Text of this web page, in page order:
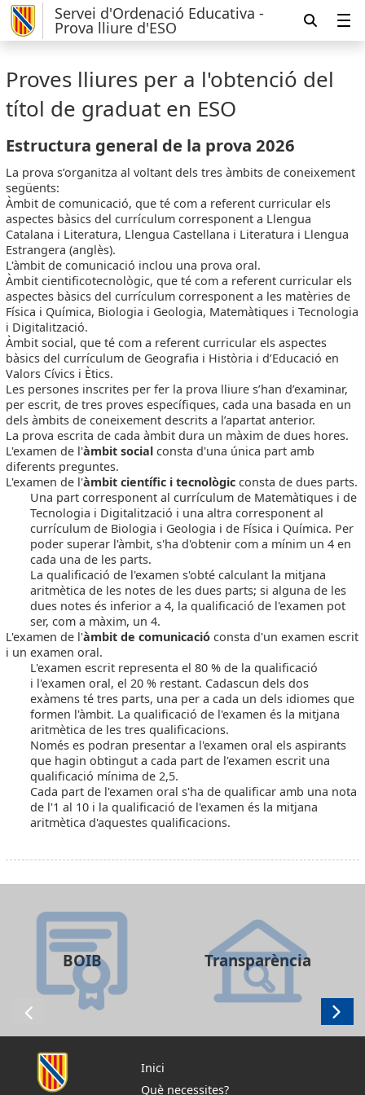
Servei d'Ordenació Educativa -
Prova lliure d'ESO
Proves lliures per a l'obtenció del
títol de graduat en ESO
Estructura general de la prova 2026
La prova s’organitza al voltant dels tres àmbits de coneixement
següents:
Àmbit de comunicació, que té com a referent curricular els
aspectes bàsics del currículum corresponent a Llengua
Catalana i Literatura, Llengua Castellana i Literatura i Llengua
Estrangera (anglès).
L'àmbit de comunicació inclou una prova oral.
Àmbit cientificotecnològic, que té com a referent curricular els
aspectes bàsics del currículum corresponent a les matèries de
Física i Química, Biologia i Geologia, Matemàtiques i Tecnologia
i Digitalització.
Àmbit social, que té com a referent curricular els aspectes
bàsics del currículum de Geografia i Història i d’Educació en
Valors Cívics i Ètics.
Les persones inscrites per fer la prova lliure s’han d’examinar,
per escrit, de tres proves específiques, cada una basada en un
dels àmbits de coneixement descrits a l’apartat anterior.
La prova escrita de cada àmbit dura un màxim de dues hores.
L'examen de l'àmbit social consta d'una única part amb
diferents preguntes.
L'examen de l'àmbit científic i tecnològic consta de dues parts.
Una part corresponent al currículum de Matemàtiques i de
Tecnologia i Digitalització i una altra corresponent al
currículum de Biologia i Geologia i de Física i Química. Per
poder superar l'àmbit, s'ha d'obtenir com a mínim un 4 en
cada una de les parts.
La qualificació de l'examen s'obté calculant la mitjana
aritmètica de les notes de les dues parts; si alguna de les
dues notes és inferior a 4, la qualificació de l'examen pot
ser, com a màxim, un 4.
L'examen de l'àmbit de comunicació consta d'un examen escrit
i un examen oral.
L'examen escrit representa el 80 % de la qualificació
i l'examen oral, el 20 % restant. Cadascun dels dos
exàmens té tres parts, una per a cada un dels idiomes que
formen l'àmbit. La qualificació de l'examen és la mitjana
aritmètica de les tres qualificacions.
Només es podran presentar a l'examen oral els aspirants
que hagin obtingut a cada part de l'examen escrit una
qualificació mínima de 2,5.
Cada part de l'examen oral s'ha de qualificar amb una nota
de l'1 al 10 i la qualificació de l'examen és la mitjana
aritmètica d'aquestes qualificacions.
BOIB Transparència
Inici
Què necessites?